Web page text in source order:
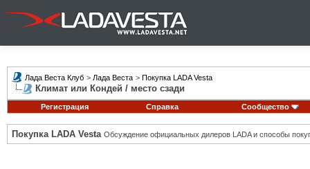
Лада Веста Клуб > Лада Веста > Покупка LADA Vesta
Климат или Кондей / место сзади
Регистрация Справка Сообщество
Покупка LADA Vesta Обсуждение официальных дилеров LADA и способы